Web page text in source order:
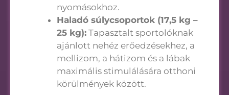
nyomásokhoz.
Haladó súlycsoportok (17,5 kg –
25 kg): Tapasztalt sportolóknak
ajánlott nehéz erőedzésekhez, a
mellizom, a hátizom és a lábak
maximális stimulálására otthoni
körülmények között.